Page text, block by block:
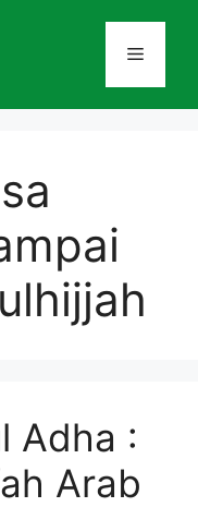
Menu
Adha :
Arab